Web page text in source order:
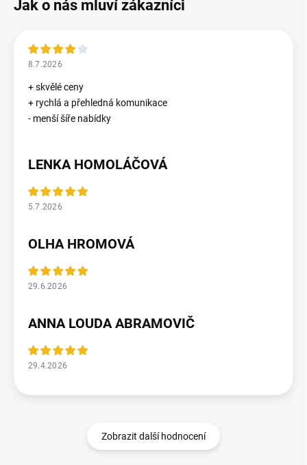
8.7.2026
+ skvělé ceny
+ rychlá a přehledná komunikace
- menší šíře nabídky
LENKA HOMOLÁČOVÁ
5.7.2026
OLHA HROMOVÁ
29.6.2026
ANNA LOUDA ABRAMOVIČ
29.4.2026
Zobrazit další hodnocení